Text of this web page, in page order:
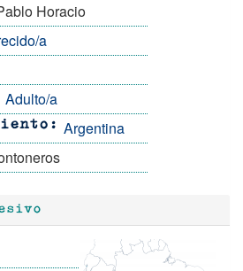
Horacio
a
Adulto/a
Argentina